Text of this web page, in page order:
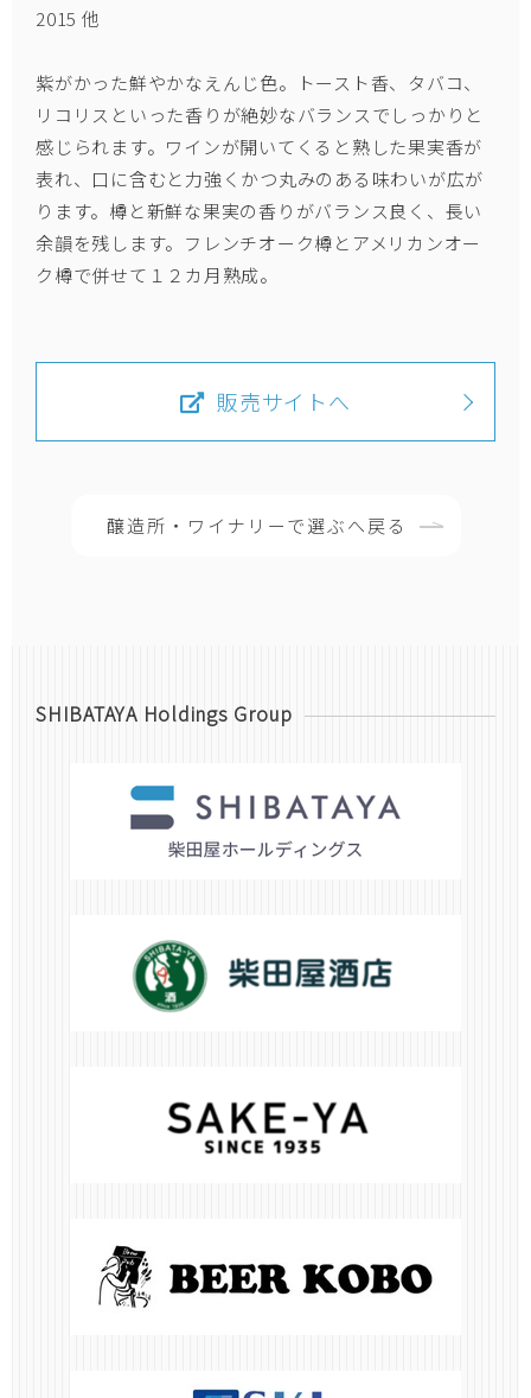
2015 他
紫がかった鮮やかなえんじ色。トースト香、タバコ、
リコリスといった香りが絶妙なバランスでしっかりと
感じられます。ワインが開いてくると熟した果実香が
表れ、口に含むと力強くかつ丸みのある味わいが広が
ります。樽と新鮮な果実の香りがバランス良く、長い
余韻を残します。フレンチオーク樽とアメリカンオー
ク樽で併せて１２カ月熟成。
販売サイトへ
醸造所・ワイナリーで選ぶへ戻る
SHIBATAYA Holdings Group